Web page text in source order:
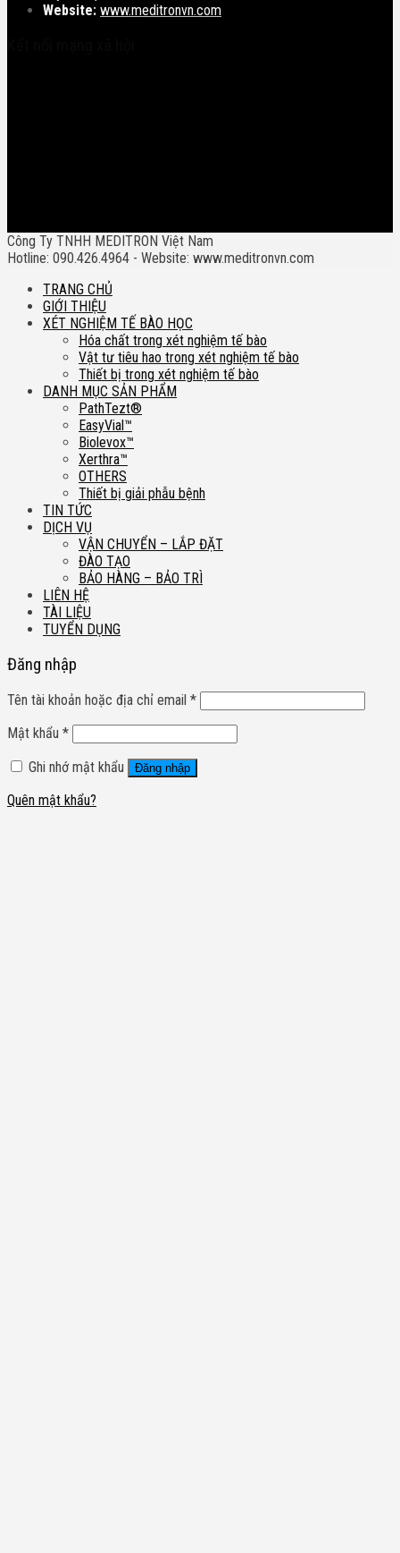
Website: www.meditronvn.com
Công Ty TNHH MEDITRON Việt Nam
Hotline: 090.426.4964 - Website: www.meditronvn.com
TRANG CHỦ
GIỚI THIỆU
XÉT NGHIỆM TẾ BÀO HỌC
Hóa chất trong xét nghiệm tế bào
Vật tư tiêu hao trong xét nghiệm tế bào
Thiết bị trong xét nghiệm tế bào
DANH MỤC SẢN PHẨM
PathTezt®
EasyVial™
Biolevox™
Xerthra™
OTHERS
Thiết bị giải phẫu bệnh
TIN TỨC
DỊCH VỤ
VẬN CHUYỂN – LẮP ĐẶT
ĐÀO TẠO
BẢO HÀNG – BẢO TRÌ
LIÊN HỆ
TÀI LIỆU
TUYỂN DỤNG
Đăng nhập
Tên tài khoản hoặc địa chỉ email *
Mật khẩu *
Ghi nhớ mật khẩu
Đăng nhập
Quên mật khẩu?